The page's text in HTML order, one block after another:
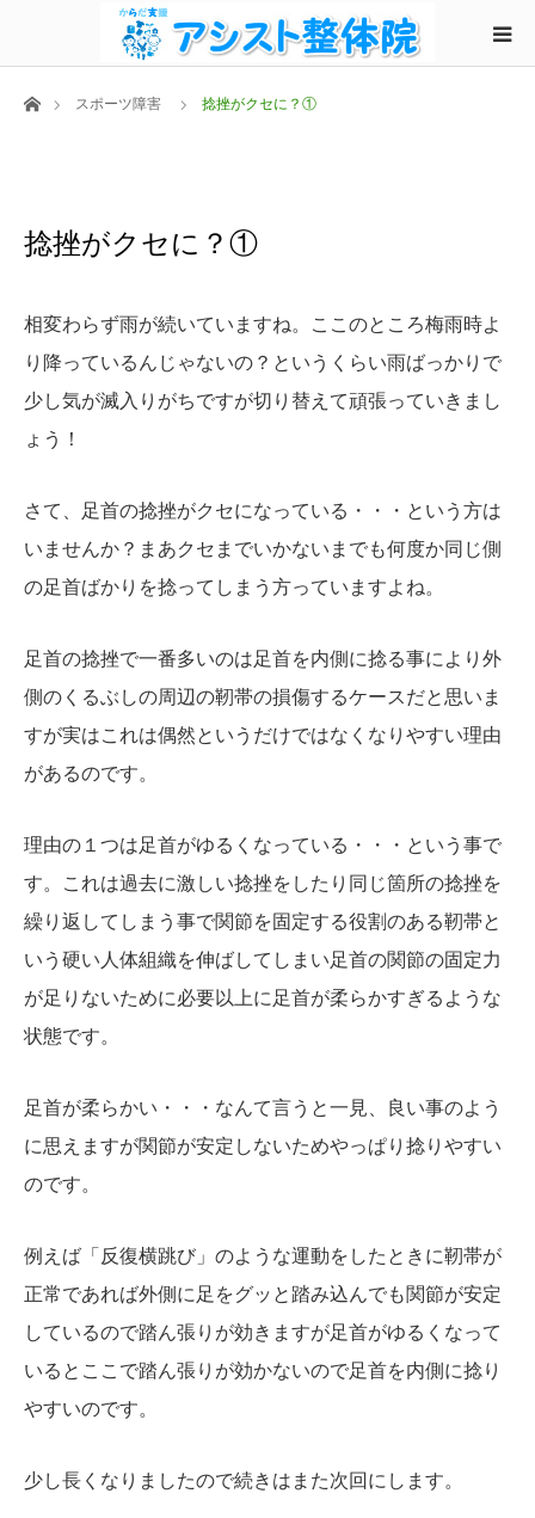
ホームスポーツ障害 捻挫がクセに？①
捻挫がクセに？①
相変わらず雨が続いていますね。
ここのところ梅雨時よ
り 降っているんじゃないの？ というくらい雨ばっかりで
少し気が滅入りがちですが切り替えて頑張っていきまし
ょう！
さて、足首の捻挫がクセになっている・・・ という方は
いませんか？ まあクセまでいかないまでも何度か同じ側
の足首ばかりを捻ってしまう方っていますよね。
足首の捻挫で一番多いのは足首を内側に捻る事により 外
側のくるぶしの周辺の靭帯の損傷するケースだと思いま
すが実はこれは偶然というだけではなく なりやすい理由
があるのです。
理由の１つは足首がゆるくなっている・・・という事で
す。
これは過去に激しい捻挫をしたり 同じ箇所の捻挫を
繰り返してしまう事で関節を固定する役割のある靭帯と
いう硬い人体組織を伸ばして しまい足首の関節の固定力
が足りないために必要以上に 足首が柔らかすぎるような
状態です。
足首が柔らかい・・・なんて言うと一見、良い事のよう
に思えますが関節が安定しないためやっぱり捻りやすい
のです。
例えば「反復横跳び」のような運動をしたときに靭帯が
正常であれば外側に足をグッと踏み込んでも関節が安定
しているので踏ん張りが効きますが足首がゆるくなって
いると ここで踏ん張りが効かないので足首を内側に捻り
やすいのです。
少し長くなりましたので続きは また次回にします。